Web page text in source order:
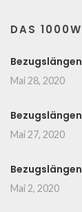
DAS
Mai 28, 2020
Mai 27, 2020
Mai 2, 2020